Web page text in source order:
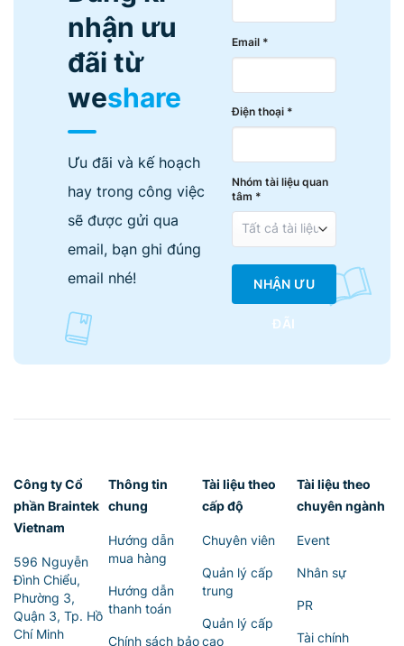
nhận ưu
đãi từ
weshare
Ưu đãi và kế hoạch
hay trong công việc
sẽ được gửi qua
email, bạn ghi đúng
email nhé!
Email *
Điện thoại *
Nhóm tài liệu quan
tâm *
NHẬN ƯU
ĐÃI
Công ty Cổ
phần Braintek
Vietnam
596 Nguyễn
Đình Chiểu,
Phường 3,
Quận 3, Tp. Hồ
Chí Minh
Thông tin
chung
Hướng dẫn
mua hàng
Hướng dẫn
thanh toán
Chính sách bảo
Tài liệu theo
cấp độ
Chuyên viên
Quản lý cấp
trung
Quản lý cấp
cao
Tài liệu theo
chuyên ngành
Event
Nhân sự
PR
Tài chính